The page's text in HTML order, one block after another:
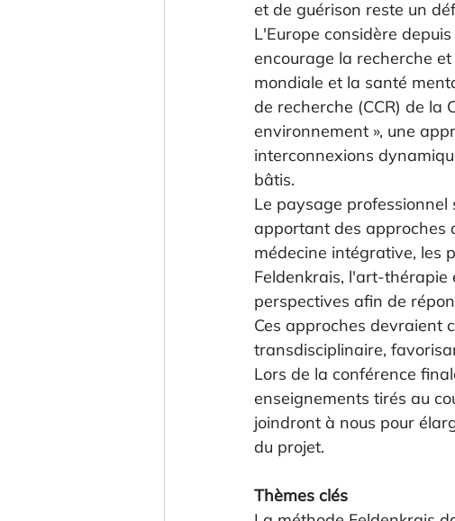
et de guérison reste un
L'Europe considère
encourage la recherche
mondiale et la santé
de recherche (CCR) de la
environnement », une
interconnexions
bâtis.
Le paysage
apportant des approches
médecine intégrative, les
Feldenkrais, l'art-
perspectives afin de
Ces approches devraient
transdisciplinaire,
Lors de la conférence
enseignements tirés au
joindront à nous pour
du projet.
Thèmes clés